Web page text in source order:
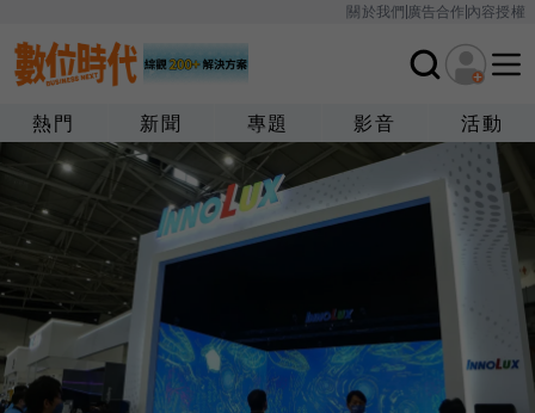
關於我們廣告合作內容授權
熱門 新聞 專題 影音 活動